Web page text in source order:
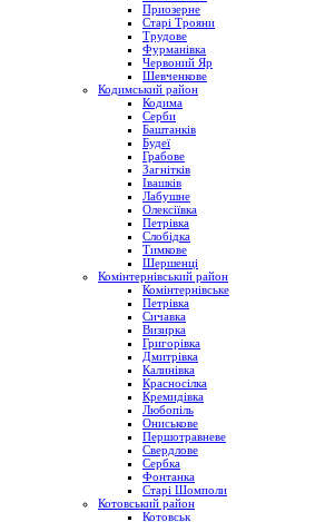
Приозерне
Старі Трояни
Трудове
Фурманівка
Червоний Яр
Шевченкове
Кодимський район
Кодима
Серби
Баштанків
Будеї
Грабове
Загнітків
Івашків
Лабушне
Олексіївка
Петрівка
Слобідка
Тимкове
Шершенці
Комінтернівський район
Комінтернівське
Петрівка
Сичавка
Визирка
Григорівка
Дмитрівка
Калинівка
Красносілка
Кремидівка
Любопіль
Ониськове
Першотравневе
Свердлове
Сербка
Фонтанка
Старі Шомполи
Котовський район
Котовськ